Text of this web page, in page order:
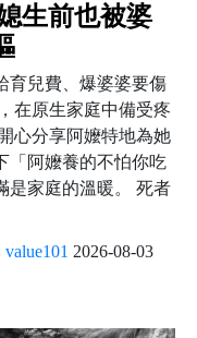
生前也被婆
育兒費、爆婆婆要傷
在原生家庭中備受疼
心分享阿嬤特地為她
「阿嬤養的不怕你吃
是家庭的溫暖。 死者
value101 2026-08-03